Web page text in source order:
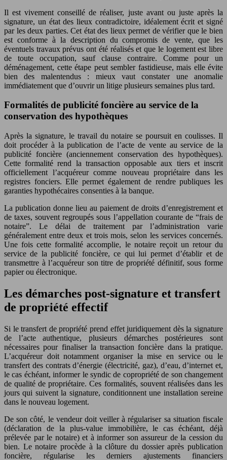
Il est vivement conseillé de réaliser, juste avant ou juste après la
signature, un état des lieux contradictoire, idéalement écrit et signé
par les deux parties. Cet état des lieux permet de vérifier que le bien
est conforme à la description du compromis de vente, que les
éventuels travaux prévus ont été réalisés et que le logement est libre
de toute occupation, sauf clause contraire. Comme pour un
déménagement, cette étape peut sembler fastidieuse, mais elle évite
bien des malentendus : mieux vaut constater une anomalie
immédiatement que d’ouvrir un litige plusieurs semaines plus tard.
Formalités de publicité foncière au service de la
conservation des hypothèques
Après la signature, le travail du notaire se poursuit en coulisses. Il
doit procéder à la publication de l’acte de vente au service de la
publicité foncière (anciennement conservation des hypothèques).
Cette formalité rend la transaction opposable aux tiers et inscrit
officiellement l’acquéreur comme nouveau propriétaire dans les
registres fonciers. Elle permet également de rendre publiques les
garanties hypothécaires consenties à la banque.
La publication donne lieu au paiement de droits d’enregistrement et
de taxes, souvent regroupés sous l’appellation courante de “frais de
notaire”. Le délai de traitement par l’administration varie
généralement entre deux et trois mois, selon les services concernés.
Une fois cette formalité accomplie, le notaire reçoit un retour du
service de la publicité foncière, ce qui lui permet d’établir et de
transmettre à l’acquéreur son titre de propriété définitif, sous forme
papier ou électronique.
Les démarches post-signature et transfert
de propriété effectif
Si le transfert de propriété prend effet juridiquement dès la signature
de l’acte authentique, plusieurs démarches postérieures sont
nécessaires pour finaliser la transaction foncière dans la pratique.
L’acquéreur doit notamment organiser la mise en service ou le
transfert des contrats d’énergie (électricité, gaz), d’eau, d’internet et,
le cas échéant, informer le syndic de copropriété de son changement
de qualité de propriétaire. Ces formalités, souvent réalisées dans les
jours qui suivent la signature, conditionnent une installation sereine
dans le nouveau logement.
De son côté, le vendeur doit veiller à régulariser sa situation fiscale
(déclaration de la plus-value immobilière, le cas échéant, déjà
prélevée par le notaire) et à informer son assureur de la cession du
bien. Le notaire procède à la clôture du dossier après publication
foncière, régularise les derniers ajustements financiers